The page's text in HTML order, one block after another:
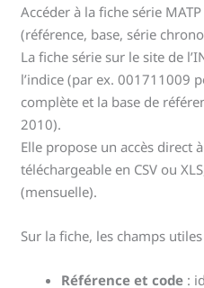
Accéder à la fiche série MATP
(référence, base, série
La fiche série sur le site de
l’indice (par ex. 001711009
complète et la base de
2010).
Elle propose un accès direct
téléchargeable en CSV ou
(mensuelle).
Sur la fiche, les champs
Référence et code :